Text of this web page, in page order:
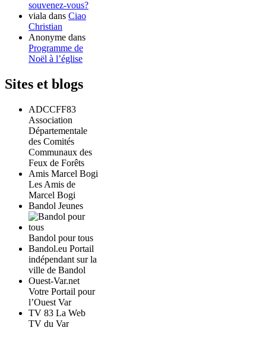
souvenez-vous?
viala dans Ciao
Christian
Anonyme dans
Programme de
Noël à l’église
Sites et blogs
ADCCFF83
Association
Départementale
des Comités
Communaux des
Feux de Forêts
Amis Marcel Bogi
Les Amis de
Marcel Bogi
Bandol Jeunes
Bandol pour tous
Bandol.eu Portail
indépendant sur la
ville de Bandol
Ouest-Var.net
Votre Portail pour
l’Ouest Var
TV 83 La Web
TV du Var